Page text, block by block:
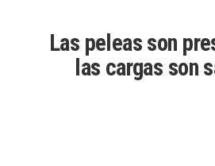
Las peleas son
las cargas son